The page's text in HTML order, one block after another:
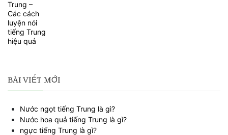
BÀI VIẾT MỚI
Nước ngọt tiếng Trung là gì?
Nước hoa quả tiếng Trung là gì?
ngực tiếng Trung là gì?